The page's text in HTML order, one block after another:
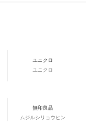
ユニクロ
ユニクロ
無印良品
ムジルシリョウヒン